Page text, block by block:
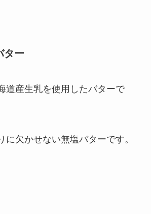
ター
道産生乳を使用したバターで
に欠かせない無塩バターです。